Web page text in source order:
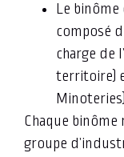
Le
composé
charge de
territoire)
Chaque
groupe